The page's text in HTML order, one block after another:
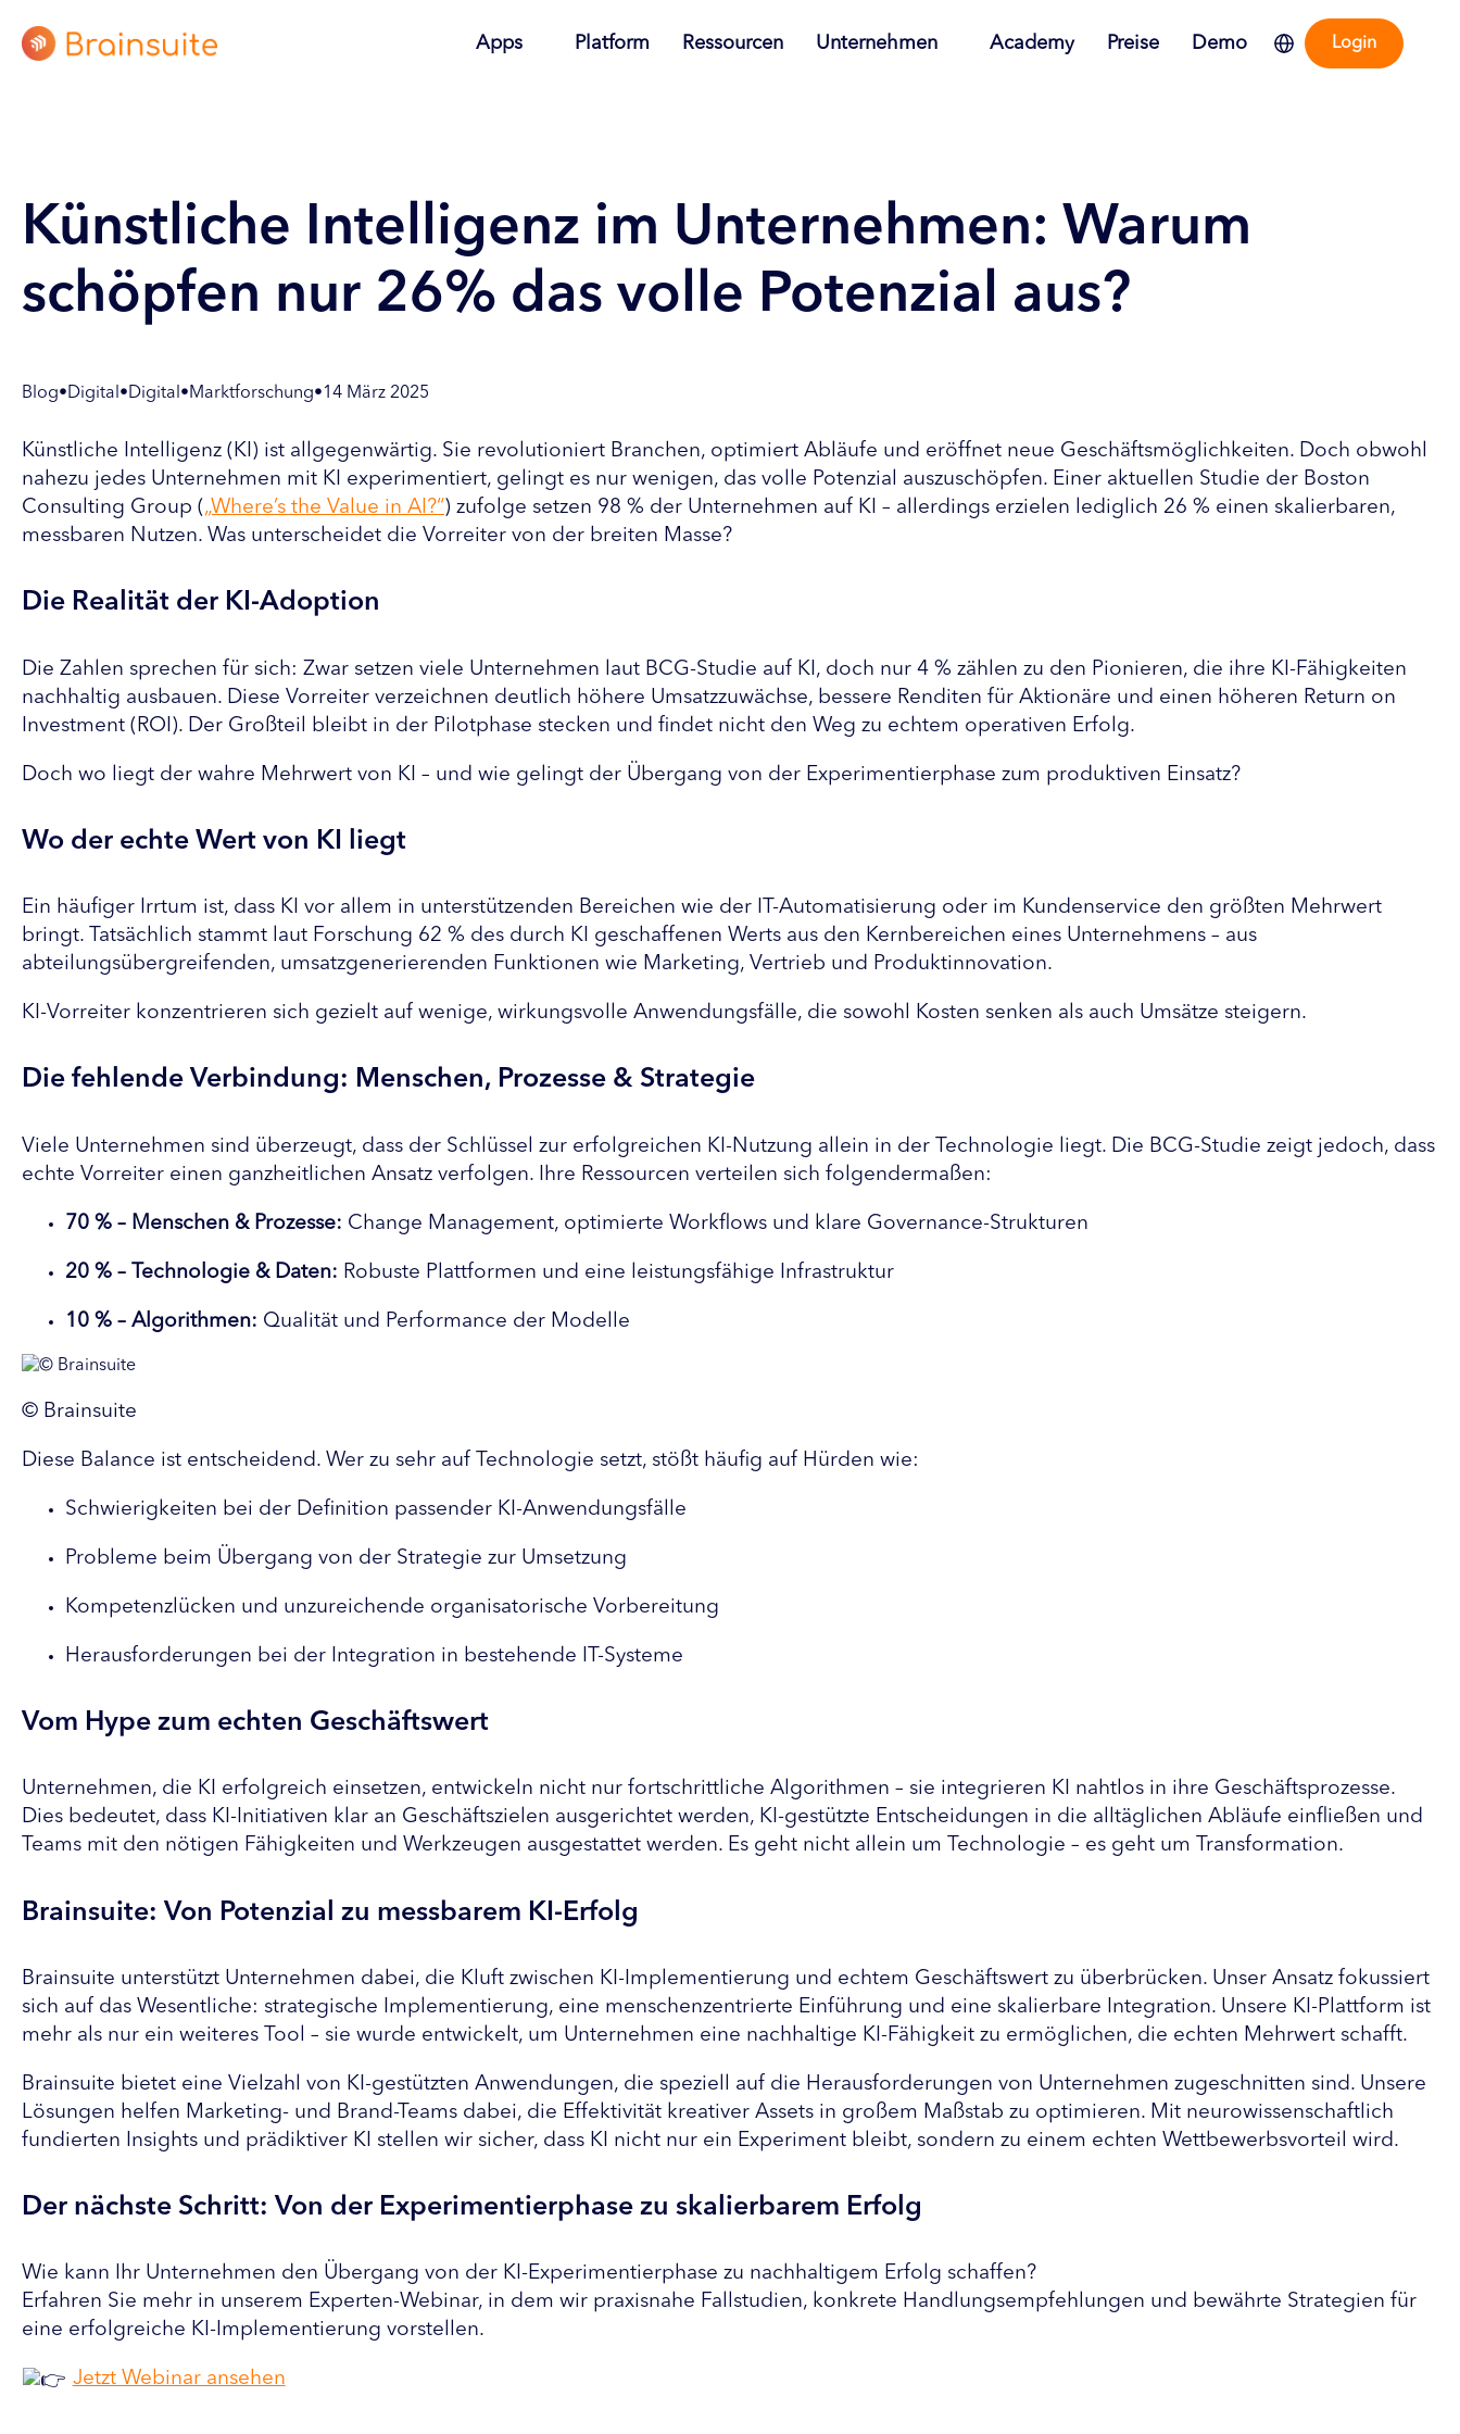
Apps Platform Ressourcen Unternehmen Academy Preise Demo Login
Künstliche Intelligenz im Unternehmen: Warum
schöpfen nur 26% das volle Potenzial aus?
Blog•Digital •Digital • Marktforschung•14 März 2025
Künstliche Intelligenz (KI) ist allgegenwärtig. Sie revolutioniert Branchen, optimiert Abläufe und eröffnet neue Geschäftsmöglichkeiten. Doch obwohl
nahezu jedes Unternehmen mit KI experimentiert, gelingt es nur wenigen, das volle Potenzial auszuschöpfen. Einer aktuellen Studie der Boston
Consulting Group („Where’s the Value in AI?“) zufolge setzen 98 % der Unternehmen auf KI – allerdings erzielen lediglich 26 % einen skalierbaren,
messbaren Nutzen. Was unterscheidet die Vorreiter von der breiten Masse?
Die Realität der KI-Adoption
Die Zahlen sprechen für sich: Zwar setzen viele Unternehmen laut BCG-Studie auf KI, doch nur 4 % zählen zu den Pionieren, die ihre KI-Fähigkeiten
nachhaltig ausbauen. Diese Vorreiter verzeichnen deutlich höhere Umsatzzuwächse, bessere Renditen für Aktionäre und einen höheren Return on
Investment (ROI). Der Großteil bleibt in der Pilotphase stecken und findet nicht den Weg zu echtem operativen Erfolg.
Doch wo liegt der wahre Mehrwert von KI – und wie gelingt der Übergang von der Experimentierphase zum produktiven Einsatz?
Wo der echte Wert von KI liegt
Ein häufiger Irrtum ist, dass KI vor allem in unterstützenden Bereichen wie der IT-Automatisierung oder im Kundenservice den größten Mehrwert
bringt. Tatsächlich stammt laut Forschung 62 % des durch KI geschaffenen Werts aus den Kernbereichen eines Unternehmens – aus
abteilungsübergreifenden, umsatzgenerierenden Funktionen wie Marketing, Vertrieb und Produktinnovation.
KI-Vorreiter konzentrieren sich gezielt auf wenige, wirkungsvolle Anwendungsfälle, die sowohl Kosten senken als auch Umsätze steigern.
Die fehlende Verbindung: Menschen, Prozesse & Strategie
Viele Unternehmen sind überzeugt, dass der Schlüssel zur erfolgreichen KI-Nutzung allein in der Technologie liegt. Die BCG-Studie zeigt jedoch, dass
echte Vorreiter einen ganzheitlichen Ansatz verfolgen. Ihre Ressourcen verteilen sich folgendermaßen:
70 % – Menschen & Prozesse: Change Management, optimierte Workflows und klare Governance-Strukturen
20 % – Technologie & Daten: Robuste Plattformen und eine leistungsfähige Infrastruktur
10 % – Algorithmen: Qualität und Performance der Modelle
© Brainsuite
Diese Balance ist entscheidend. Wer zu sehr auf Technologie setzt, stößt häufig auf Hürden wie:
Schwierigkeiten bei der Definition passender KI-Anwendungsfälle
Probleme beim Übergang von der Strategie zur Umsetzung
Kompetenzlücken und unzureichende organisatorische Vorbereitung
Herausforderungen bei der Integration in bestehende IT-Systeme
Vom Hype zum echten Geschäftswert
Unternehmen, die KI erfolgreich einsetzen, entwickeln nicht nur fortschrittliche Algorithmen – sie integrieren KI nahtlos in ihre Geschäftsprozesse.
Dies bedeutet, dass KI-Initiativen klar an Geschäftszielen ausgerichtet werden, KI-gestützte Entscheidungen in die alltäglichen Abläufe einfließen und
Teams mit den nötigen Fähigkeiten und Werkzeugen ausgestattet werden. Es geht nicht allein um Technologie – es geht um Transformation.
Brainsuite: Von Potenzial zu messbarem KI-Erfolg
Brainsuite unterstützt Unternehmen dabei, die Kluft zwischen KI-Implementierung und echtem Geschäftswert zu überbrücken. Unser Ansatz fokussiert
sich auf das Wesentliche: strategische Implementierung, eine menschenzentrierte Einführung und eine skalierbare Integration. Unsere KI-Plattform ist
mehr als nur ein weiteres Tool – sie wurde entwickelt, um Unternehmen eine nachhaltige KI-Fähigkeit zu ermöglichen, die echten Mehrwert schafft.
Brainsuite bietet eine Vielzahl von KI-gestützten Anwendungen, die speziell auf die Herausforderungen von Unternehmen zugeschnitten sind. Unsere
Lösungen helfen Marketing- und Brand-Teams dabei, die Effektivität kreativer Assets in großem Maßstab zu optimieren. Mit neurowissenschaftlich
fundierten Insights und prädiktiver KI stellen wir sicher, dass KI nicht nur ein Experiment bleibt, sondern zu einem echten Wettbewerbsvorteil wird.
Der nächste Schritt: Von der Experimentierphase zu skalierbarem Erfolg
Wie kann Ihr Unternehmen den Übergang von der KI-Experimentierphase zu nachhaltigem Erfolg schaffen?
Erfahren Sie mehr in unserem Experten-Webinar, in dem wir praxisnahe Fallstudien, konkrete Handlungsempfehlungen und bewährte Strategien für
eine erfolgreiche KI-Implementierung vorstellen.
Jetzt Webinar ansehen